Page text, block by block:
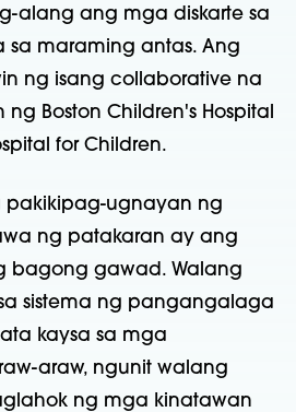
alang ang mga diskarte sa
maraming antas. Ang
ng isang collaborative na
Boston Children's Hospital
for Children.
pakikipag-ugnayan ng
ng patakaran ay ang
bagong gawad. Walang
sistema ng pangangalaga
kaysa sa mga
araw, ngunit walang
ng mga kinatawan